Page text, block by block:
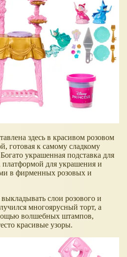
здесь в красивом розовом
готовая к самому сладкому
украшенная подставка для
для украшения и
в фирменных розовых и
слои розового и
многоярусный торт, а
волшебных штампов,
красивые узоры.